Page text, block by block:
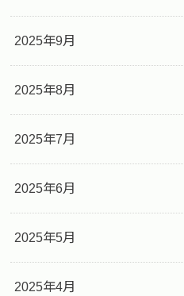
2025年9月
2025年8月
2025年7月
2025年6月
2025年5月
2025年4月